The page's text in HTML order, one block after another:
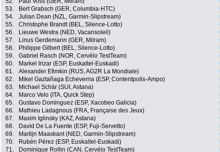
53.
Bert Grabsch (GER, Columbia-HTC)
54.
Julian Dean (NZL, Garmin-Slipstream)
55.
Christophe Brandt (BEL, Silence-Lotto)
56.
Lieuwe Westra (NED, Vacansoleil)
57.
Linus Gerdemann (GER, Milram)
58.
Philippe Gilbert (BEL, Silence-Lotto)
59.
Gabriel Rasch (NOR, Cervélo TestTeam)
60.
Markel Irizar (ESP, Euskaltel-Euskadi)
61.
Alexander Efimkin (RUS, AG2R La Mondiale)
62.
Mikel Gaztañaga Echeverria (ESP, Contentpolis-Ampo)
63.
Michael Schär (SUI, Astana)
64.
Marco Velo (ITA, Quick Step)
65.
Gustavo Dominguez (ESP, Xacobeo Galicia)
66.
Mathieu Ladagnous (FRA, Française des Jeux)
67.
Maxim Iglinsky (KAZ, Astana)
68.
David De La Fuente (ESP, Fuji-Servetto)
69.
Martijn Maaskant (NED, Garmin-Slipstream)
70.
Rubén Pérez (ESP, Euskaltel-Euskadi)
71.
Dominique Rollin (CAN, Cervélo TestTeam)